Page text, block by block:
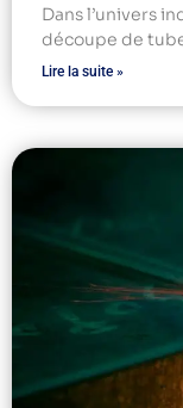
Dans l’univers
découpe de
Lire la suite »